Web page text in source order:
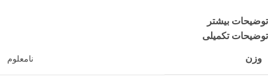
توضیحات بیشتر
توضیحات تکمیلی
وزن نامعلوم